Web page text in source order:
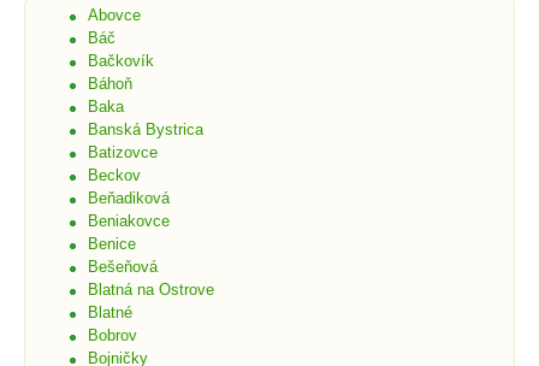
Abovce
Báč
Bačkovík
Báhoň
Baka
Banská Bystrica
Batizovce
Beckov
Beňadiková
Beniakovce
Benice
Bešeňová
Blatná na Ostrove
Blatné
Bobrov
Bojničky